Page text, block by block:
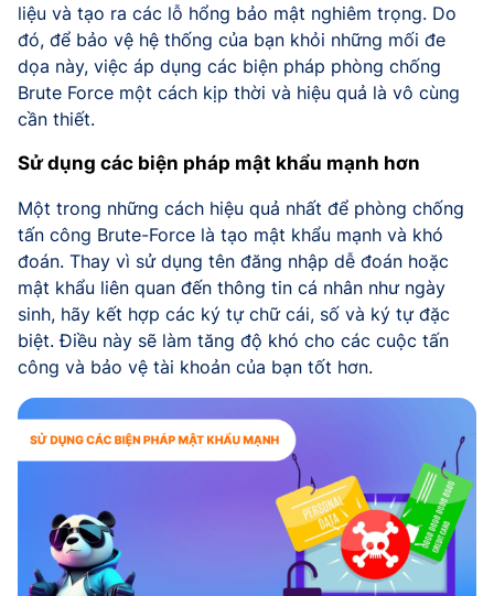
liệu và tạo ra các lỗ hổng bảo mật nghiêm trọng. Do
đó, để bảo vệ hệ thống của bạn khỏi những mối đe
dọa này, việc áp dụng các biện pháp phòng chống
Brute Force một cách kịp thời và hiệu quả là vô cùng
cần thiết.
Sử dụng các biện pháp mật khẩu mạnh hơn
Một trong những cách hiệu quả nhất để phòng chống
tấn công Brute-Force là tạo mật khẩu mạnh và khó
đoán. Thay vì sử dụng tên đăng nhập dễ đoán hoặc
mật khẩu liên quan đến thông tin cá nhân như ngày
sinh, hãy kết hợp các ký tự chữ cái, số và ký tự đặc
biệt. Điều này sẽ làm tăng độ khó cho các cuộc tấn
công và bảo vệ tài khoản của bạn tốt hơn.